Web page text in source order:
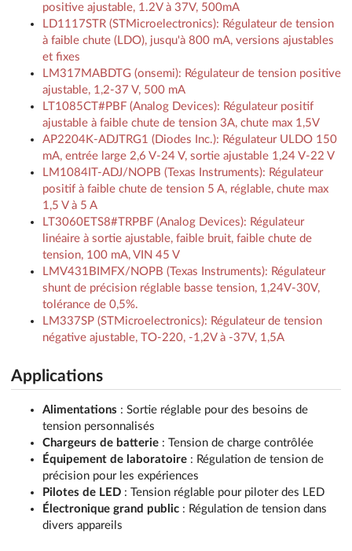
positive ajustable, 1.2V à 37V, 500mA
LD1117STR (STMicroelectronics): Régulateur de tension
à faible chute (LDO), jusqu'à 800 mA, versions ajustables
et fixes
LM317MABDTG (onsemi): Régulateur de tension positive
ajustable, 1,2-37 V, 500 mA
LT1085CT#PBF (Analog Devices): Régulateur positif
ajustable à faible chute de tension 3A, chute max 1,5V
AP2204K-ADJTRG1 (Diodes Inc.): Régulateur ULDO 150
mA, entrée large 2,6 V-24 V, sortie ajustable 1,24 V-22 V
LM1084IT-ADJ/NOPB (Texas Instruments): Régulateur
positif à faible chute de tension 5 A, réglable, chute max
1,5 V à 5 A
LT3060ETS8#TRPBF (Analog Devices): Régulateur
linéaire à sortie ajustable, faible bruit, faible chute de
tension, 100 mA, VIN 45 V
LMV431BIMFX/NOPB (Texas Instruments): Régulateur
shunt de précision réglable basse tension, 1,24V-30V,
tolérance de 0,5%.
LM337SP (STMicroelectronics): Régulateur de tension
négative ajustable, TO-220, -1,2V à -37V, 1,5A
Applications
Alimentations : Sortie réglable pour des besoins de
tension personnalisés
Chargeurs de batterie : Tension de charge contrôlée
Équipement de laboratoire : Régulation de tension de
précision pour les expériences
Pilotes de LED : Tension réglable pour piloter des LED
Électronique grand public : Régulation de tension dans
divers appareils